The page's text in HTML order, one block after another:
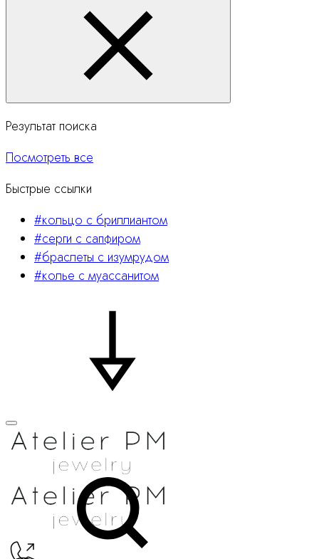
Результат поиска
Посмотреть все
Быстрые ссылки
#кольцо с бриллиантом
#серги с сапфиром
#браслеты с изумрудом
#колье с муассанитом